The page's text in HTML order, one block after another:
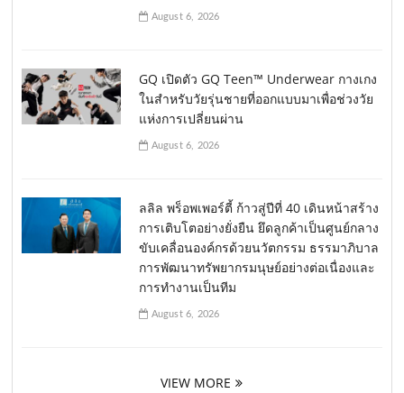
August 6, 2026
GQ เปิดตัว GQ Teen™ Underwear กางเกง
ในสำหรับวัยรุ่นชายที่ออกแบบมาเพื่อช่วงวัย
แห่งการเปลี่ยนผ่าน
August 6, 2026
ลลิล พร็อพเพอร์ตี้ ก้าวสู่ปีที่ 40 เดินหน้าสร้าง
การเติบโตอย่างยั่งยืน ยึดลูกค้าเป็นศูนย์กลาง
ขับเคลื่อนองค์กรด้วยนวัตกรรม ธรรมาภิบาล
การพัฒนาทรัพยากรมนุษย์อย่างต่อเนื่องและ
การทำงานเป็นทีม
August 6, 2026
VIEW MORE